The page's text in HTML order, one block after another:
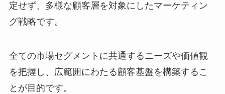
定せず、多様な顧客層を対象にしたマーケティン
グ戦略です。
全ての市場セグメントに共通するニーズや価値観
を把握し、広範囲にわたる顧客基盤を構築するこ
とが目的です。